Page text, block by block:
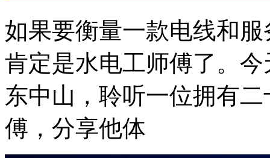
如果要衡量一款电线和
肯定是水电工师傅了。
东中山，聆听一位拥有
傅，分享他体